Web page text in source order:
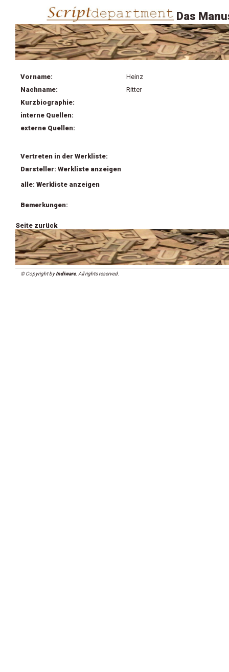
Das
Vorname:
Heinz
Nachname:
Ritter
Kurzbiographie:
interne Quellen:
externe Quellen:
Vertreten in der Werkliste:
Darsteller: Werkliste anzeigen
alle: Werkliste anzeigen
Bemerkungen:
Seite zurück
© Copyright byIndiware. All rights reserved.